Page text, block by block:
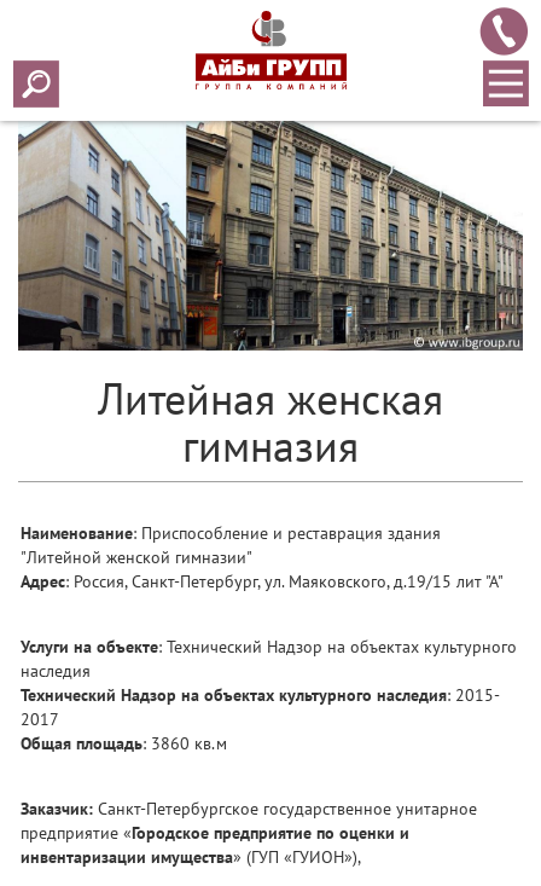
Литейная женская
гимназия
Наименование: Приспособление и реставрация здания
"Литейной женской гимназии"
Адрес: Россия, Санкт-Петербург, ул. Маяковского, д.19/15 лит "А"
Услуги на объекте: Технический Надзор на объектах культурного
наследия
Технический Надзор на объектах культурного наследия: 2015-
2017
Общая площадь: 3860 кв.м
Заказчик: Санкт-Петербургское государственное унитарное
предприятие «Городское предприятие по оценки и
инвентаризации имущества» (ГУП «ГУИОН»),